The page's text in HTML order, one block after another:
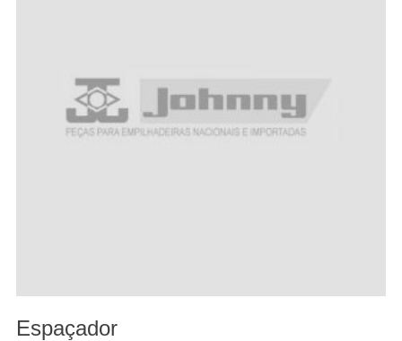
Espaçador